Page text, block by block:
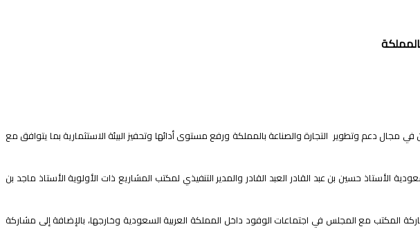
دعم وتطوير التجارة والصناعة بالمملكة ورفع مستوى أدائها وتحفيز البيئة الاستثمارية بما يتوافق مع
حسين بن عبد القادر العبد القادر والمدير التنفيذي لمكتب المشاريع ذات الأولوية الأستاذ ماجد بن
المكتب مع المجلس في اجتماعات الوفود داخل المملكة العربية السعودية وخارجها، بالإضافة إلى مشاركة